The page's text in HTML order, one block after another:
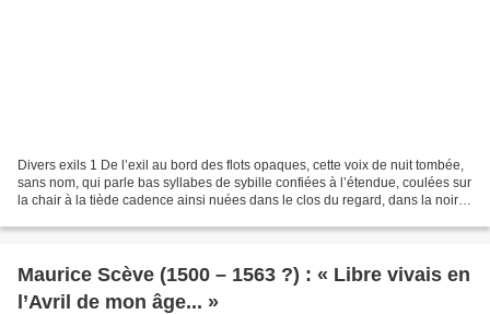
Divers exils 1 De l’exil au bord des flots opaques, cette voix de nuit tombée,
sans nom, qui parle bas syllabes de sybille confiées à l’étendue, coulées sur
la chair à la tiède cadence ainsi nuées dans le clos du regard, dans la noire
Maurice Scève (1500 – 1563 ?) : « Libre vivais en
l’Avril de mon âge... »